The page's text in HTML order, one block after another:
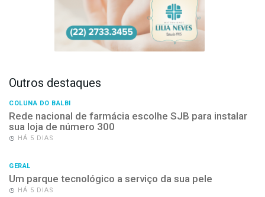
Outros destaques
COLUNA DO BALBI
Rede nacional de farmácia escolhe SJB para instalar
sua loja de número 300
HÁ 5 DIAS
GERAL
Um parque tecnológico a serviço da sua pele
HÁ 5 DIAS